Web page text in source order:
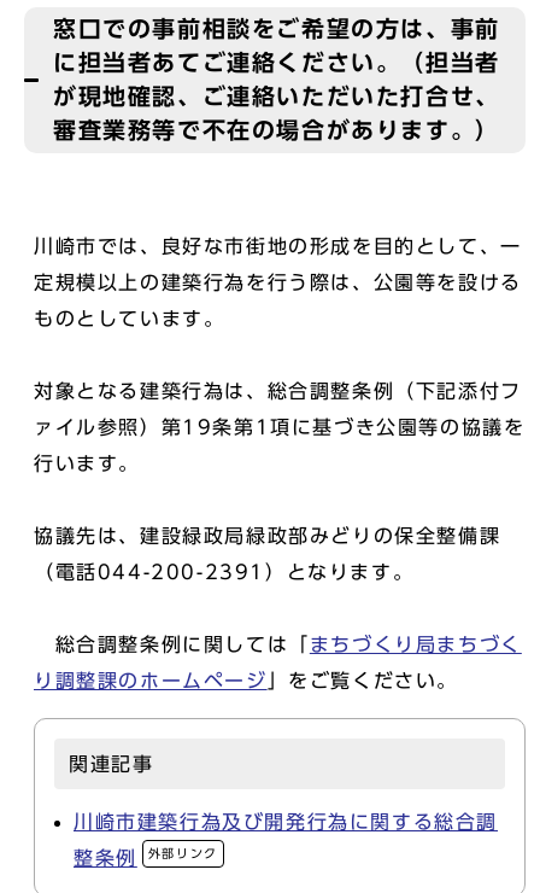
窓口での事前相談をご希望の方は、事前
に担当者あてご連絡ください。（担当者
が現地確認、ご連絡いただいた打合せ、
審査業務等で不在の場合があります。）
川崎市では、良好な市街地の形成を目的として、一
定規模以上の建築行為を行う際は、公園等を設ける
ものとしています。
対象となる建築行為は、総合調整条例（下記添付フ
ァイル参照）第19条第1項に基づき公園等の協議を
行います。
協議先は、建設緑政局緑政部みどりの保全整備課
（電話044-200-2391）となります。
総合調整条例に関しては「 まちづくり局まちづく
り調整課のホームページ
」をご覧ください。
関連記事
川崎市建築行為及び開発行為に関する総合調
整条例
外部リンク